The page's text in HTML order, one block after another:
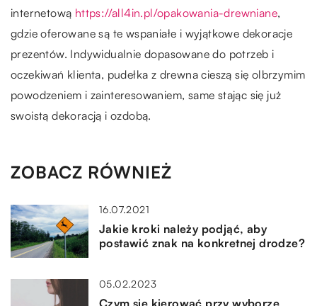
internetową https://all4in.pl/opakowania-drewniane,
gdzie oferowane są te wspaniałe i wyjątkowe dekoracje
prezentów. Indywidualnie dopasowane do potrzeb i
oczekiwań klienta, pudełka z drewna cieszą się olbrzymim
powodzeniem i zainteresowaniem, same stając się już
swoistą dekoracją i ozdobą.
ZOBACZ RÓWNIEŻ
16.07.2021
Jakie kroki należy podjąć, aby
postawić znak na konkretnej drodze?
05.02.2023
Czym się kierować przy wyborze